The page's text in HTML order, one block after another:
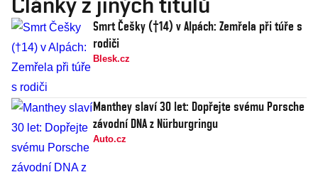
Smrt Češky (†14) v Alpách: Zemřela při túře s
rodiči
Blesk.cz
Manthey slaví 30 let: Dopřejte svému Porsche
závodní DNA z Nürburgringu
Auto.cz